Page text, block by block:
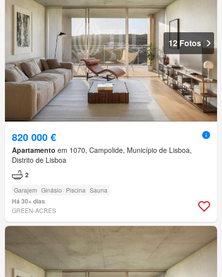
12 Fotos
820 000 €
Apartamento em 1070, Campolide, Município de Lisboa,
Distrito de Lisboa
2
Garajem Ginásio Piscina Sauna
Há 30+ dias
GREEN-ACRES